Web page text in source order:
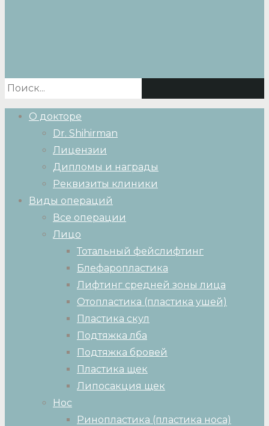
О докторе
Dr. Shihirman
Лицензии
Дипломы и награды
Реквизиты клиники
Виды операций
Все операции
Лицо
Тотальный фейслифтинг
Блефаропластика
Лифтинг средней зоны лица
Отопластика (пластика ушей)
Пластика скул
Подтяжка лба
Подтяжка бровей
Пластика щек
Липосакция щек
Нос
Ринопластика (пластика носа)